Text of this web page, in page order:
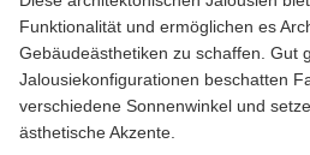
Funktionalität und ermöglichen es
Gebäudeästhetiken zu schaffen. Gut
Jalousiekonfigurationen beschatten
verschiedene Sonnenwinkel und
ästhetische Akzente.